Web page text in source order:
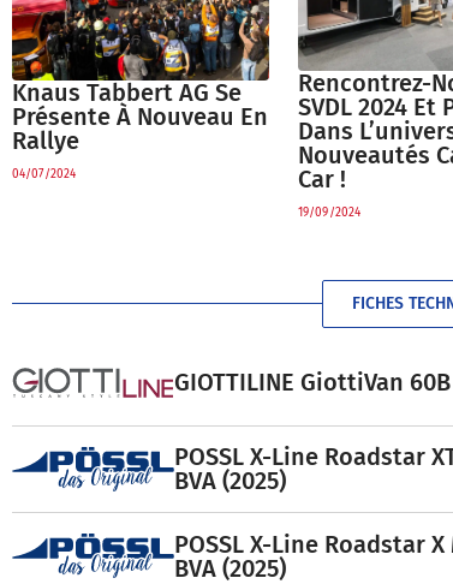
Knaus Tabbert AG Se
Présente À Nouveau En
Rallye
04/07/2024
Rencontrez-
SVDL 2024 Et
Dans
Nouveautés
Car !
19/09/2024
FICHES
GIOTTILINE GiottiVan
POSSL X-Line Roadstar
BVA (2025)
POSSL X-Line Roadstar
BVA (2025)